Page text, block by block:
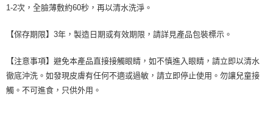
1-2次，全臉薄敷約60秒，再以清水洗淨。
【保存期限】3年，製造日期或有效期限，請詳見產品包裝標示。
【注意事項】避免本產品直接接觸眼睛，如不慎進入眼睛，請立即以清水
徹底沖洗。如發現皮膚有任何不適或過敏，請立即停止使用。勿讓兒童接
觸。不可進食，只供外用。